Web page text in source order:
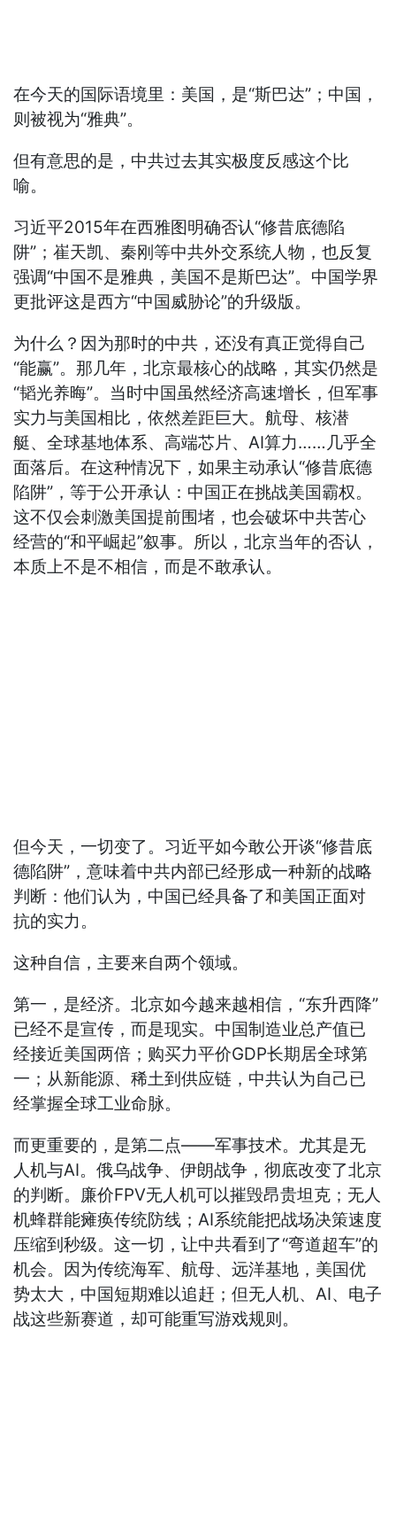
在今天的国际语境里：美国，是“斯巴达”；中国，
则被视为“雅典”。
但有意思的是，中共过去其实极度反感这个比
喻。
习近平2015年在西雅图明确否认“修昔底德陷
阱”；崔天凯、秦刚等中共外交系统人物，也反复
强调“中国不是雅典，美国不是斯巴达”。中国学界
更批评这是西方“中国威胁论”的升级版。
为什么？因为那时的中共，还没有真正觉得自己
“能赢”。那几年，北京最核心的战略，其实仍然是
“韬光养晦”。当时中国虽然经济高速增长，但军事
实力与美国相比，依然差距巨大。航母、核潜
艇、全球基地体系、高端芯片、AI算力……几乎全
面落后。在这种情况下，如果主动承认“修昔底德
陷阱”，等于公开承认：中国正在挑战美国霸权。
这不仅会刺激美国提前围堵，也会破坏中共苦心
经营的“和平崛起”叙事。所以，北京当年的否认，
本质上不是不相信，而是不敢承认。
但今天，一切变了。习近平如今敢公开谈“修昔底
德陷阱”，意味着中共内部已经形成一种新的战略
判断：他们认为，中国已经具备了和美国正面对
抗的实力。
这种自信，主要来自两个领域。
第一，是经济。北京如今越来越相信，“东升西降”
已经不是宣传，而是现实。中国制造业总产值已
经接近美国两倍；购买力平价GDP长期居全球第
一；从新能源、稀土到供应链，中共认为自己已
经掌握全球工业命脉。
而更重要的，是第二点——军事技术。尤其是无
人机与AI。俄乌战争、伊朗战争，彻底改变了北京
的判断。廉价FPV无人机可以摧毁昂贵坦克；无人
机蜂群能瘫痪传统防线；AI系统能把战场决策速度
压缩到秒级。这一切，让中共看到了“弯道超车”的
机会。因为传统海军、航母、远洋基地，美国优
势太大，中国短期难以追赶；但无人机、AI、电子
战这些新赛道，却可能重写游戏规则。